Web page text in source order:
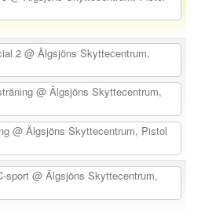
2 @ Älgsjöns Skyttecentrum,
@ Älgsjöns Skyttecentrum,
@ Älgsjöns Skyttecentrum, Pistol
sport @ Älgsjöns Skyttecentrum,